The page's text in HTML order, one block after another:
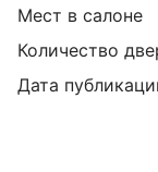
Мест в салоне
Количество
Дата